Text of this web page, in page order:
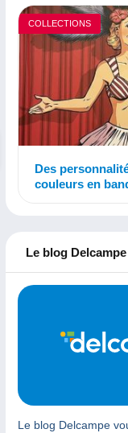
COLLECTIONS
Des
couleurs en
Le blog Delcampe
Le blog Delcampe